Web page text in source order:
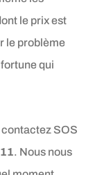
le prix est
le problème
qui
SOS
. Nous nous